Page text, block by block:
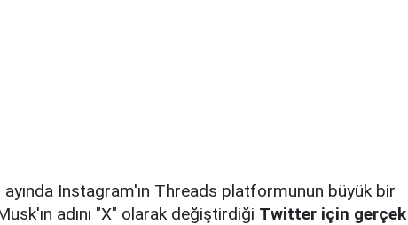
ayında Instagram'ın Threads platformunun büyük bir
adını "X" olarak değiştirdiği Twitter için gerçek